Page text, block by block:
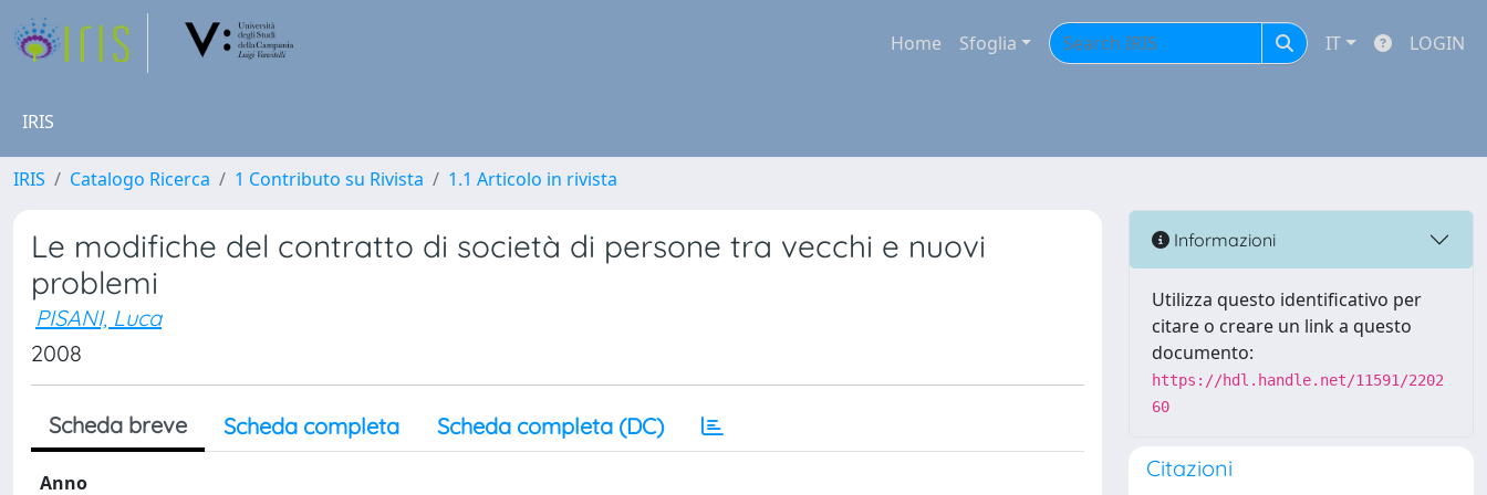
Home Sfoglia IT LOGIN
IRIS
IRIS Catalogo Ricerca 1 Contributo su Rivista 1.1 Articolo in rivista
Le modifiche del contratto di società di persone tra vecchi e nuovi
problemi
PISANI, Luca
2008
Scheda breve Scheda completa Scheda completa (DC)
Anno
Informazioni
Utilizza questo identificativo per
citare o creare un link a questo
documento:
https://hdl.handle.net/11591/2202
60
Citazioni